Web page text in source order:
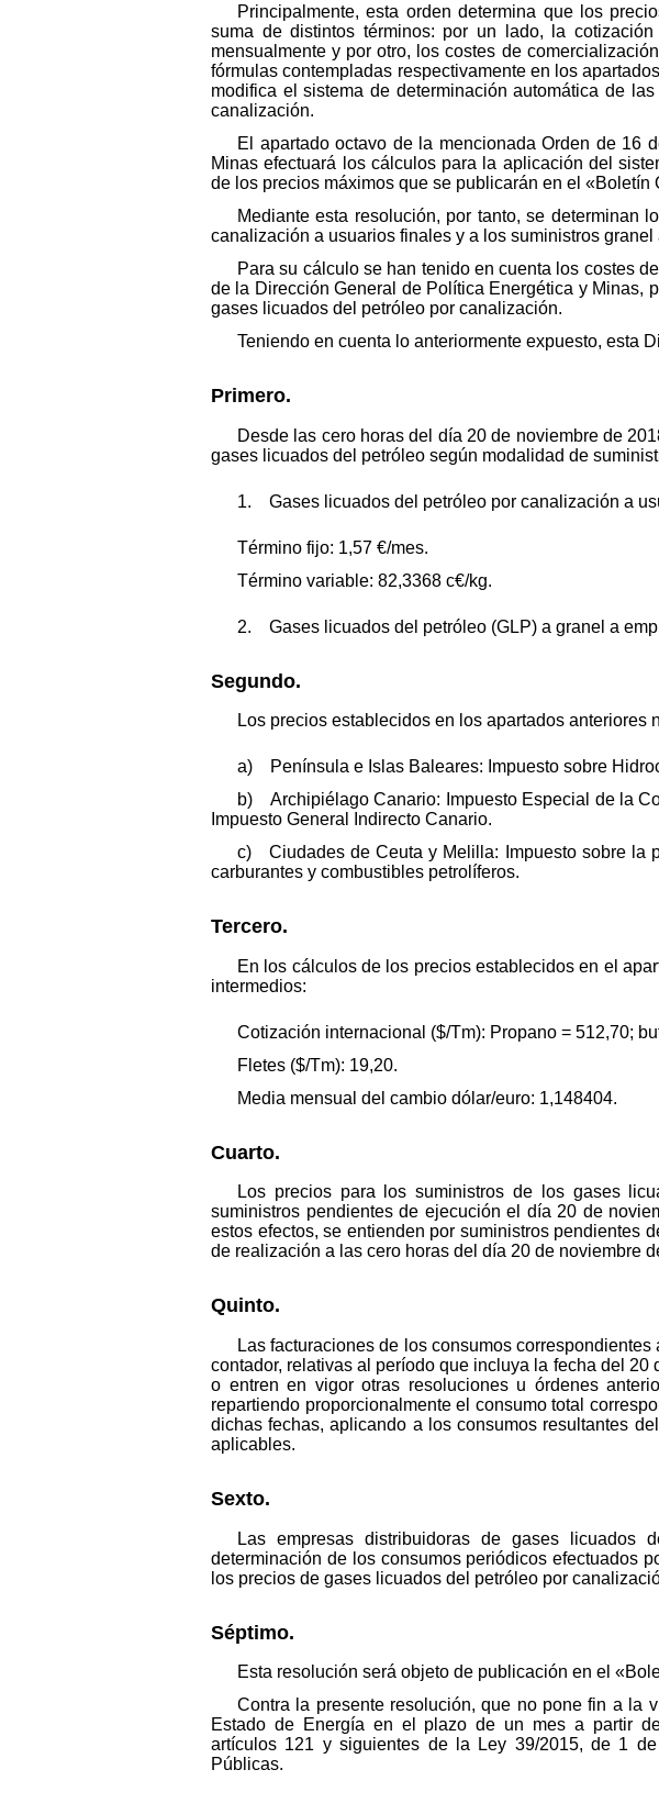
Principalmente, esta orden determina que los
suma de distintos términos: por un lado, la
mensualmente y por otro, los costes de
fórmulas contempladas respectivamente en los
modifica el sistema de determinación automática de
canalización.
El apartado octavo de la mencionada Orden de 16
Minas efectuará los cálculos para la aplicación del
de los precios máximos que se publicarán en el
Mediante esta resolución, por tanto, se determinan
canalización a usuarios finales y a los suministros
Para su cálculo se han tenido en cuenta los costes
de la Dirección General de Política Energética y Minas,
gases licuados del petróleo por canalización.
Teniendo en cuenta lo anteriormente expuesto, esta
Primero.
Desde las cero horas del día 20 de noviembre de
gases licuados del petróleo según modalidad de
1. Gases licuados del petróleo por canalización a
Término fijo: 1,57 €/mes.
Término variable: 82,3368 c€/kg.
2. Gases licuados del petróleo (GLP) a granel a
Segundo.
Los precios establecidos en los apartados
a) Península e Islas Baleares: Impuesto sobre
b) Archipiélago Canario: Impuesto Especial de la
Impuesto General Indirecto Canario.
c) Ciudades de Ceuta y Melilla: Impuesto sobre la
carburantes y combustibles petrolíferos.
Tercero.
En los cálculos de los precios establecidos en el
intermedios:
Cotización internacional ($/Tm): Propano = 512,70;
Fletes ($/Tm): 19,20.
Media mensual del cambio dólar/euro: 1,148404.
Cuarto.
Los precios para los suministros de los gases
suministros pendientes de ejecución el día 20 de
estos efectos, se entienden por suministros pendientes
de realización a las cero horas del día 20 de noviembre
Quinto.
Las facturaciones de los consumos
contador, relativas al período que incluya la fecha del
o entren en vigor otras resoluciones u órdenes
repartiendo proporcionalmente el consumo total
dichas fechas, aplicando a los consumos resultantes
aplicables.
Sexto.
Las empresas distribuidoras de gases licuados
determinación de los consumos periódicos efectuados
los precios de gases licuados del petróleo por
Séptimo.
Esta resolución será objeto de publicación en el
Contra la presente resolución, que no pone fin a la
Estado de Energía en el plazo de un mes a partir
artículos 121 y siguientes de la Ley 39/2015, de 1
Públicas.